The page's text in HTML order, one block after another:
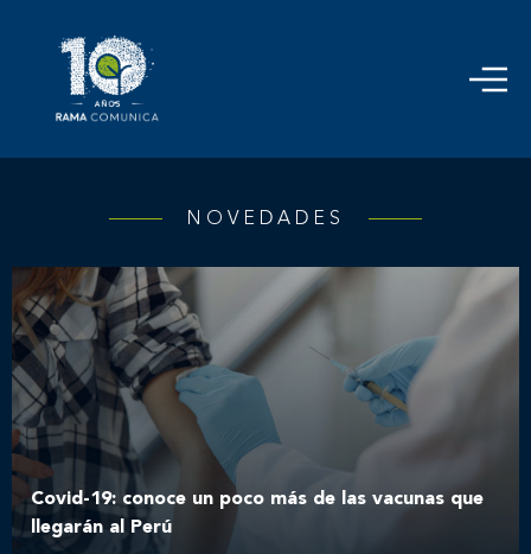
NOVEDADES
Covid-19: conoce un poco más de las vacunas que
llegarán al Perú